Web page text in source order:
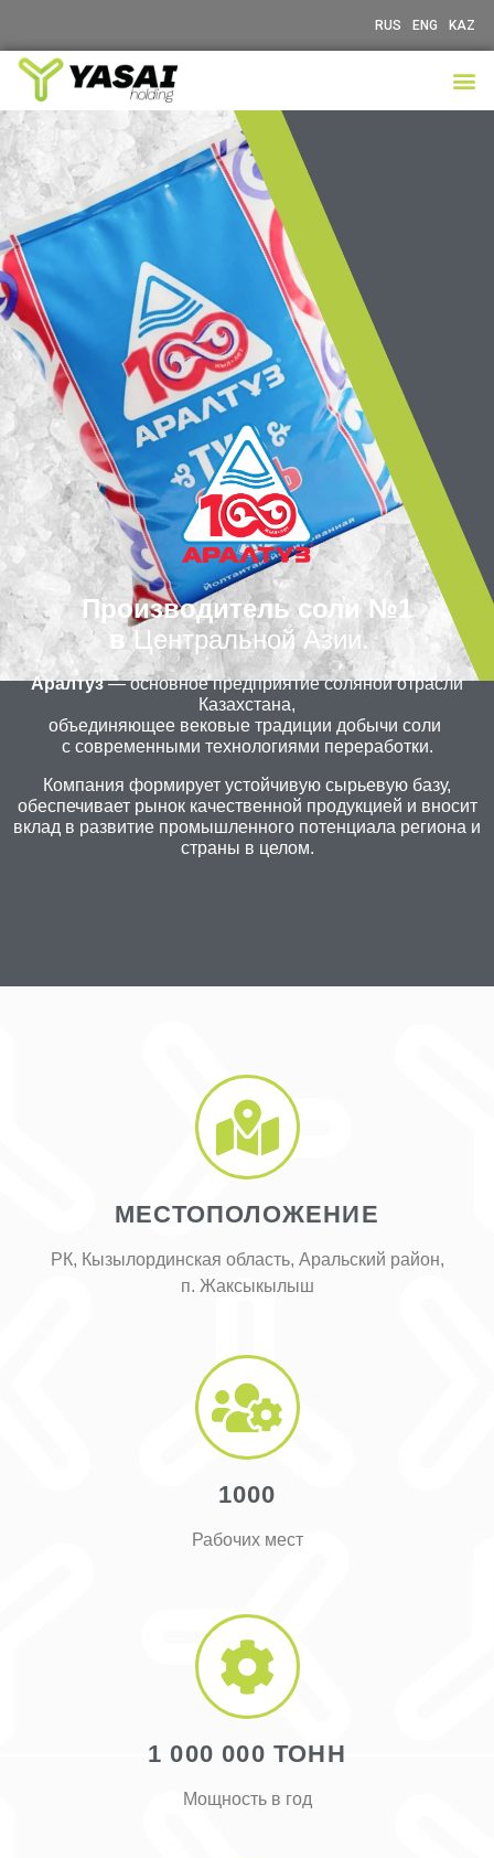
RUS ENG KAZ
Производитель соли №1
вЦентральной Азии.
Аралтуз— основное предприятие соляной отрасли
Казахстана,
объединяющее вековые традиции добычи соли
с современными технологиями переработки.
Компания формирует устойчивую сырьевую базу,
обеспечивает рынок качественной продукцией и вносит
вклад в развитие промышленного потенциала региона и
страны в целом.
МЕСТОПОЛОЖЕНИЕ
РК, Кызылординская область, Аральский район,
п. Жаксыкылыш
1000
Рабочих мест
1 000 000 ТОНН
Мощность в год